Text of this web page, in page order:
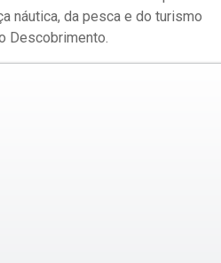
náutica, da pesca e do turismo
Descobrimento.